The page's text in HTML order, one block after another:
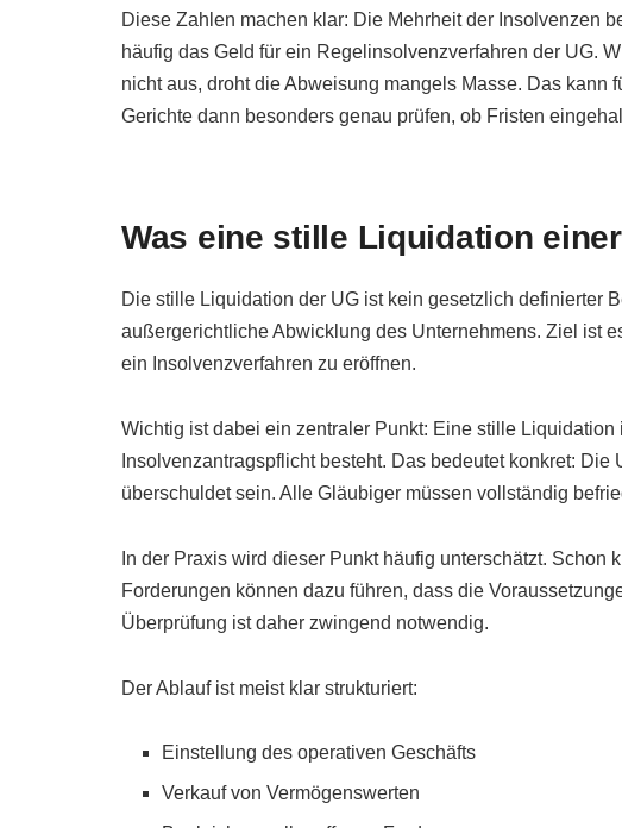
Diese Zahlen machen klar: Die Mehrheit der Insolvenzen
häufig das Geld für ein Regelinsolvenzverfahren der UG.
nicht aus, droht die Abweisung mangels Masse. Das kann
Gerichte dann besonders genau prüfen, ob Fristen
Was eine stille Liquidation
Die stille Liquidation der UG ist kein gesetzlich definierter
außergerichtliche Abwicklung des Unternehmens. Ziel ist
ein Insolvenzverfahren zu eröffnen.
Wichtig ist dabei ein zentraler Punkt: Eine stille
Insolvenzantragspflicht besteht. Das bedeutet konkret:
überschuldet sein. Alle Gläubiger müssen vollständig
In der Praxis wird dieser Punkt häufig unterschätzt.
Forderungen können dazu führen, dass die
Überprüfung ist daher zwingend notwendig.
Der Ablauf ist meist klar strukturiert:
Einstellung des operativen Geschäfts
Verkauf von Vermögenswerten